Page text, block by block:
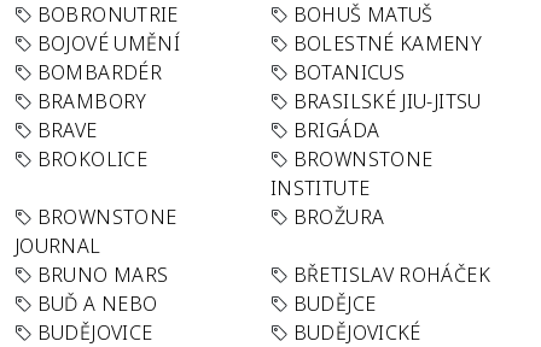
BOBRONUTRIE
BOHUŠ MATUŠ
BOJOVÉ UMĚNÍ
BOLESTNÉ KAMENY
BOMBARDÉR
BOTANICUS
BRAMBORY
BRASILSKÉ JIU-JITSU
BRAVE
BRIGÁDA
BROKOLICE
BROWNSTONE
INSTITUTE
BROWNSTONE
JOURNAL
BROŽURA
BRUNO MARS
BŘETISLAV ROHÁČEK
BUĎ A NEBO
BUDĚJCE
BUDĚJOVICE
BUDĚJOVICKÉ